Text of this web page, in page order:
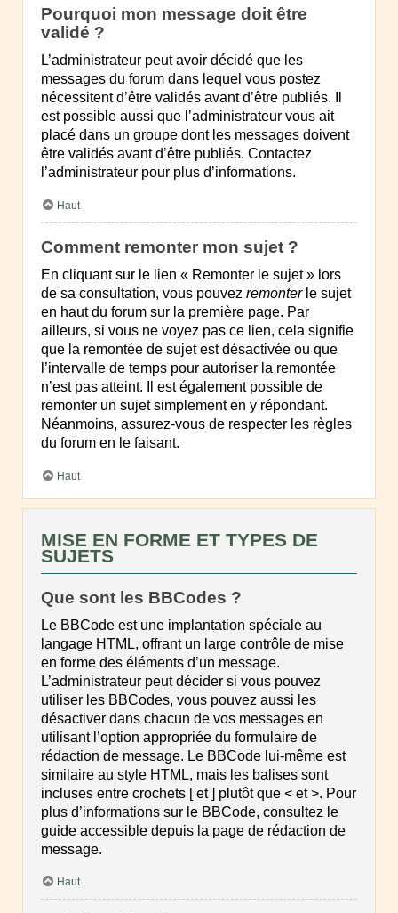
Pourquoi mon message doit être
validé ?
L’administrateur peut avoir décidé que les
messages du forum dans lequel vous postez
nécessitent d’être validés avant d’être publiés. Il
est possible aussi que l’administrateur vous ait
placé dans un groupe dont les messages doivent
être validés avant d’être publiés. Contactez
l’administrateur pour plus d’informations.
Haut
Comment remonter mon sujet ?
En cliquant sur le lien « Remonter le sujet » lors
de sa consultation, vous pouvez remonterle sujet
en haut du forum sur la première page. Par
ailleurs, si vous ne voyez pas ce lien, cela signifie
que la remontée de sujet est désactivée ou que
l’intervalle de temps pour autoriser la remontée
n’est pas atteint. Il est également possible de
remonter un sujet simplement en y répondant.
Néanmoins, assurez-vous de respecter les règles
du forum en le faisant.
Haut
MISE EN FORME ET TYPES DE
SUJETS
Que sont les BBCodes ?
Le BBCode est une implantation spéciale au
langage HTML, offrant un large contrôle de mise
en forme des éléments d’un message.
L’administrateur peut décider si vous pouvez
utiliser les BBCodes, vous pouvez aussi les
désactiver dans chacun de vos messages en
utilisant l’option appropriée du formulaire de
rédaction de message. Le BBCode lui-même est
similaire au style HTML, mais les balises sont
incluses entre crochets [ et ] plutôt que < et >. Pour
plus d’informations sur le BBCode, consultez le
guide accessible depuis la page de rédaction de
message.
Haut